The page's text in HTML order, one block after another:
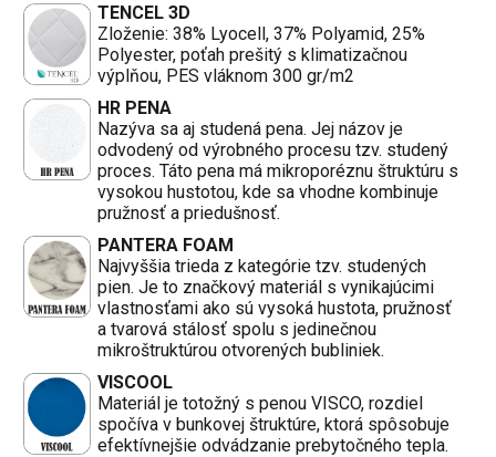
TENCEL 3D
Zloženie: 38% Lyocell, 37% Polyamid, 25%
Polyester, poťah prešitý s klimatizačnou
výplňou, PES vláknom 300 gr/m2
HR PENA
Nazýva sa aj studená pena. Jej názov je
odvodený od výrobného procesu tzv. studený
proces. Táto pena má mikroporéznu štruktúru s
vysokou hustotou, kde sa vhodne kombinuje
pružnosť a priedušnosť.
PANTERA FOAM
Najvyššia trieda z kategórie tzv. studených
pien. Je to značkový materiál s vynikajúcimi
vlastnosťami ako sú vysoká hustota, pružnosť
a tvarová stálosť spolu s jedinečnou
mikroštruktúrou otvorených bubliniek.
VISCOOL
Materiál je totožný s penou VISCO, rozdiel
spočíva v bunkovej štruktúre, ktorá spôsobuje
efektívnejšie odvádzanie prebytočného tepla.